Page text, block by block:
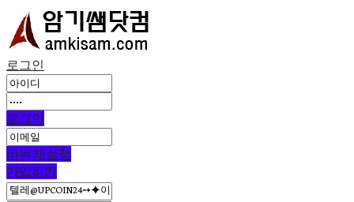
로그인
로그인
비번 재설정
가입하기